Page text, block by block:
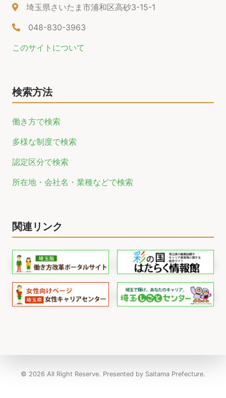
埼玉県さいたま市浦和区高砂3-15-1
048-830-3963
このサイトについて
検索方法
働き方で検索
多様な制度で検索
認定区分で検索
所在地・会社名・業種などで検索
関連リンク
© 2026 All Right Reserve. Presented by Saitama Prefecture.